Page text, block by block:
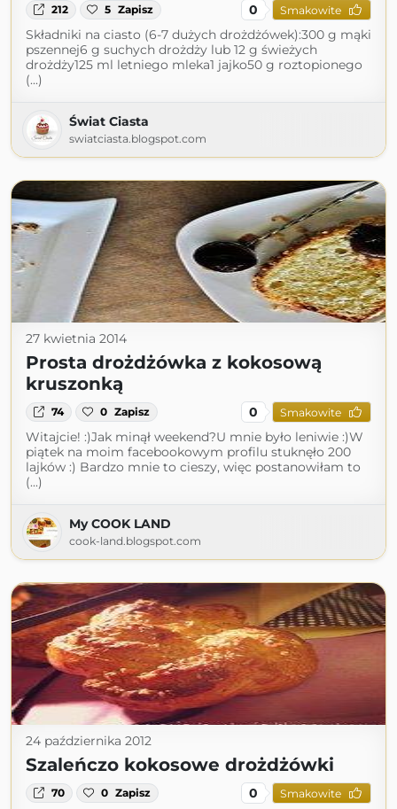
212 5 Zapisz 0 Smakowite
Składniki na ciasto (6-7 dużych drożdżówek):300 g mąki
pszennej6 g suchych drożdży lub 12 g świeżych
drożdży125 ml letniego mleka1 jajko50 g roztopionego
(...)
Świat Ciasta
swiatciasta.blogspot.com
27 kwietnia 2014
Prosta drożdżówka z kokosową
kruszonką
74 0 Zapisz 0 Smakowite
Witajcie! :)Jak minął weekend?U mnie było leniwie :)W
piątek na moim facebookowym profilu stuknęło 200
lajków :) Bardzo mnie to cieszy, więc postanowiłam to
(...)
My COOK LAND
cook-land.blogspot.com
24 października 2012
Szaleńczo kokosowe drożdżówki
70 0 Zapisz 0 Smakowite